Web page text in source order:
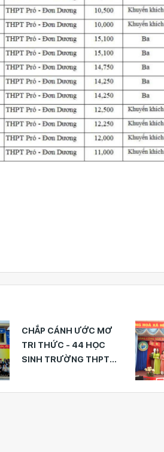
TRƯỜNG THPT BẢO
LỘC PHỐI HỢP HỘI VĂN
HỌC NGHỆ THUẬT BẢO